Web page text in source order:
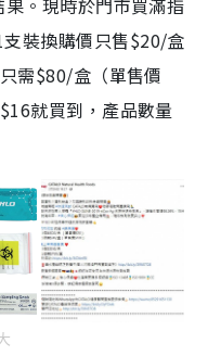
。現時於門市買滿指
裝換購價只售$20/盒
需$80/盒（單售價
就買到，產品數量